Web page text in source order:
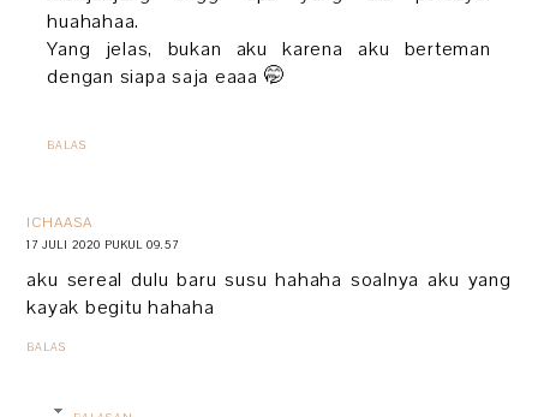
huahahaa.
Yang jelas, bukan aku karena aku berteman
dengan siapa saja eaaa 🤭
BALAS
ICHAASA
17 JULI 2020 PUKUL 09.57
aku sereal dulu baru susu hahaha soalnya aku yang
kayak begitu hahaha
BALAS